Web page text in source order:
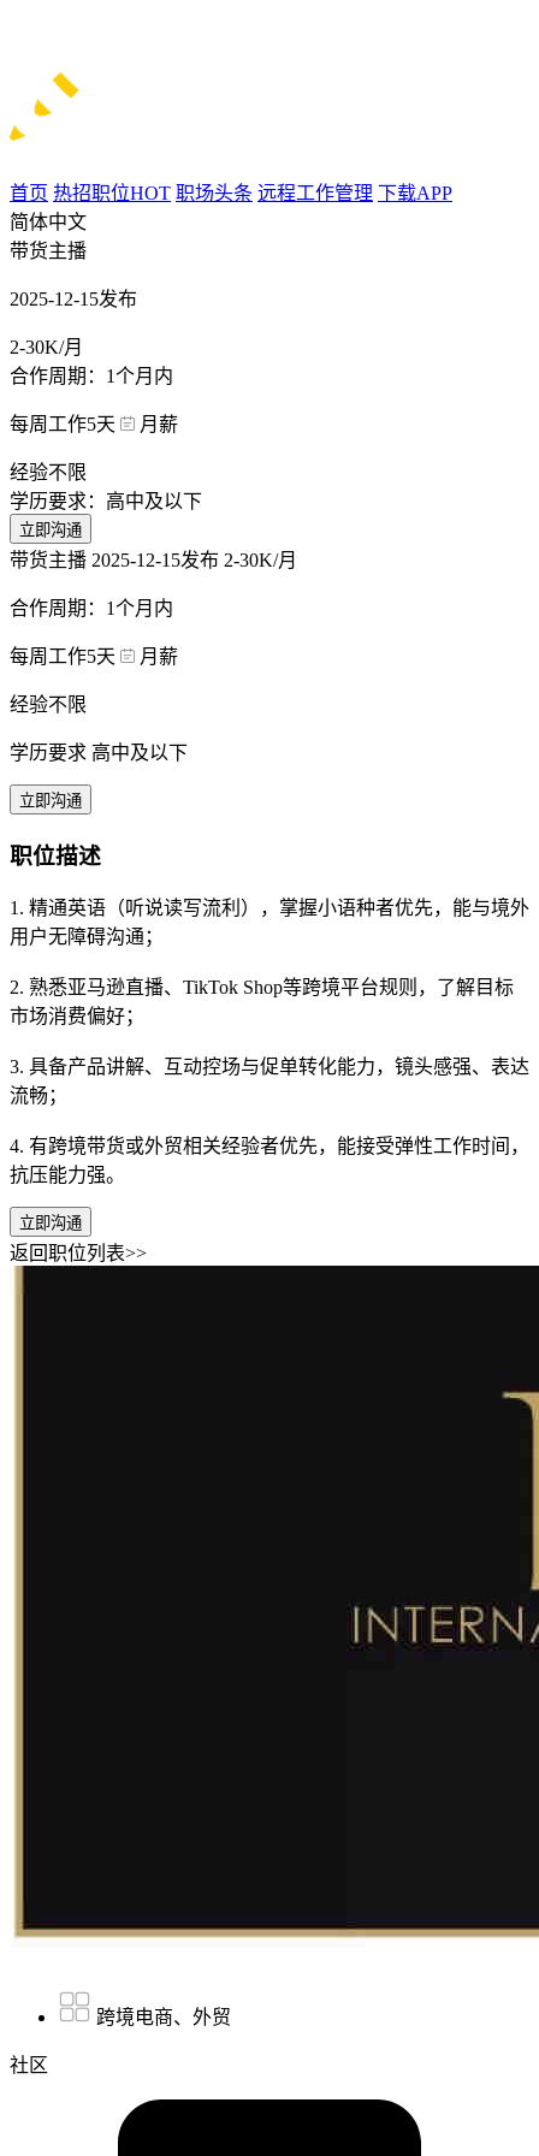
首页 热招职位HOT 职场头条 远程工作管理 下载APP
简体中文
带货主播
2025-12-15发布
2-30K/月
合作周期：1个月内
每周工作5天 月薪
经验不限
学历要求：高中及以下
立即沟通
带货主播 2025-12-15发布 2-30K/月
合作周期：1个月内
每周工作5天 月薪
经验不限
学历要求 高中及以下
立即沟通
职位描述
1. 精通英语（听说读写流利），掌握小语种者优先，能与境外
用户无障碍沟通；
2. 熟悉亚马逊直播、TikTok Shop等跨境平台规则，了解目标
市场消费偏好；
3. 具备产品讲解、互动控场与促单转化能力，镜头感强、表达
流畅；
4. 有跨境带货或外贸相关经验者优先，能接受弹性工作时间，
抗压能力强。
立即沟通
返回职位列表>>
跨境电商、外贸
社区